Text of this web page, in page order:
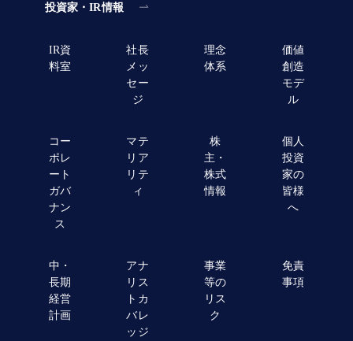
投資家・IR情報
IR資
料室
社長
メッ
セー
ジ
理念
体系
価値
創造
モデ
ル
コー
ポレ
ート
ガバ
ナン
ス
マテ
リア
リテ
ィ
株
主・
株式
情報
個人
投資
家の
皆様
へ
中・
長期
経営
計画
アナ
リス
トカ
バレ
ッジ
事業
等の
リス
ク
免責
事項